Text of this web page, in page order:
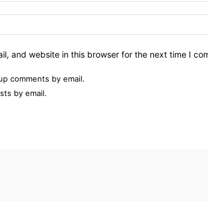
and website in this browser for the next time I
comments by email.
by email.